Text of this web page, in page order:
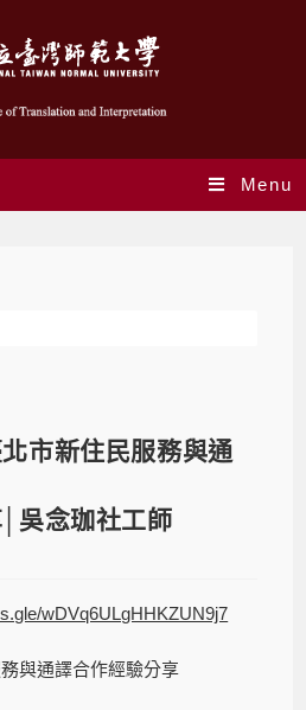
Menu
北市新住民服務與通
吳念珈社工師
wDVq6ULgHHKZUN9j7
與通譯合作經驗分享